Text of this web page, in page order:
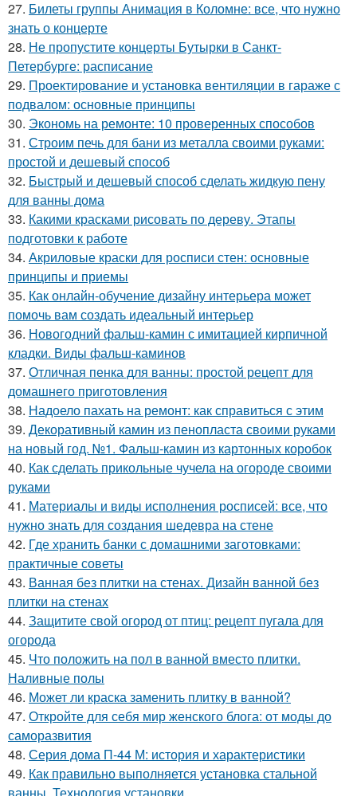
27. Билеты группы Анимация в Коломне: все, что нужно
знать о концерте
28. Не пропустите концерты Бутырки в Санкт-
Петербурге: расписание
29. Проектирование и установка вентиляции в гараже с
подвалом: основные принципы
30. Экономь на ремонте: 10 проверенных способов
31. Строим печь для бани из металла своими руками:
простой и дешевый способ
32. Быстрый и дешевый способ сделать жидкую пену
для ванны дома
33. Какими красками рисовать по дереву. Этапы
подготовки к работе
34. Акриловые краски для росписи стен: основные
принципы и приемы
35. Как онлайн-обучение дизайну интерьера может
помочь вам создать идеальный интерьер
36. Новогодний фальш-камин с имитацией кирпичной
кладки. Виды фальш-каминов
37. Отличная пенка для ванны: простой рецепт для
домашнего приготовления
38. Надоело пахать на ремонт: как справиться с этим
39. Декоративный камин из пенопласта своими руками
на новый год. №1. Фальш-камин из картонных коробок
40. Как сделать прикольные чучела на огороде своими
руками
41. Материалы и виды исполнения росписей: все, что
нужно знать для создания шедевра на стене
42. Где хранить банки с домашними заготовками:
практичные советы
43. Ванная без плитки на стенах. Дизайн ванной без
плитки на стенах
44. Защитите свой огород от птиц: рецепт пугала для
огорода
45. Что положить на пол в ванной вместо плитки.
Наливные полы
46. Может ли краска заменить плитку в ванной?
47. Откройте для себя мир женского блога: от моды до
саморазвития
48. Серия дома П-44 М: история и характеристики
49. Как правильно выполняется установка стальной